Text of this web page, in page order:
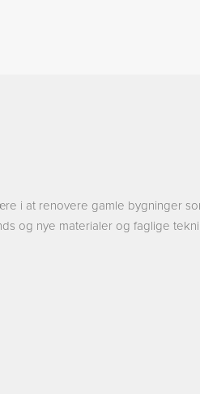
i at renovere gamle bygninger
og nye materialer og faglige